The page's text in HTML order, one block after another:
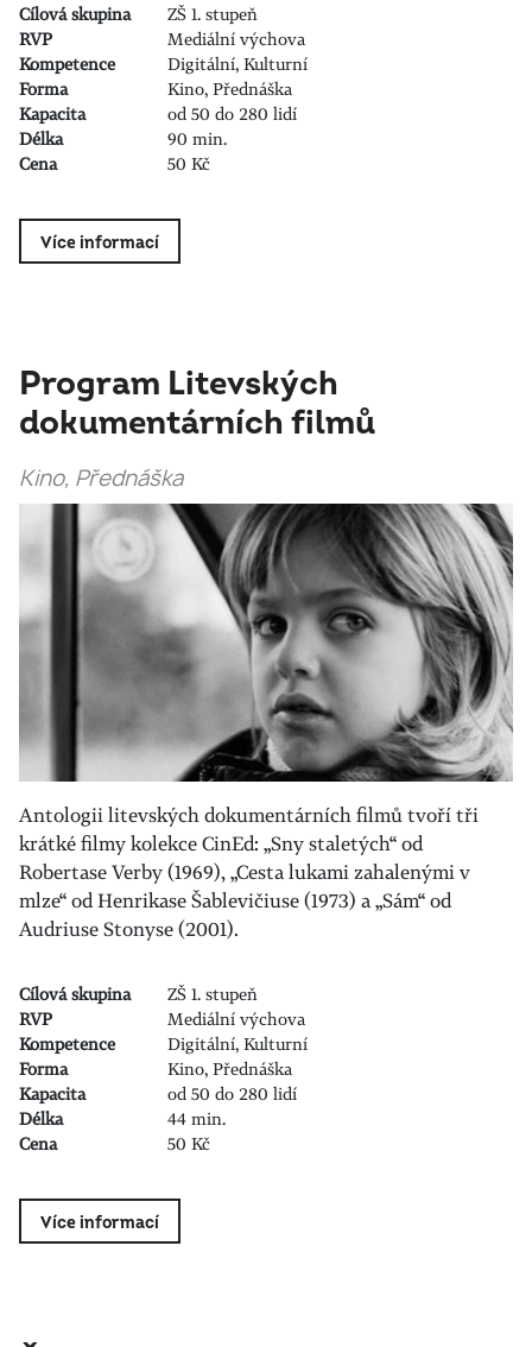
Cílová skupina
ZŠ 1. stupeň
RVP
Mediální výchova
Kompetence
Digitální, Kulturní
Forma
Kino, Přednáška
Kapacita
od 50 do 280 lidí
Délka
90 min.
Cena
50 Kč
Více informací
Program Litevských
dokumentárních filmů
Kino, Přednáška
Antologii litevských dokumentárních filmů tvoří tři
krátké filmy kolekce CinEd: „Sny staletých“ od
Robertase Verby (1969), „Cesta lukami zahalenými v
mlze“ od Henrikase Šablevičiuse (1973) a „Sám“ od
Audriuse Stonyse (2001).
Cílová skupina
ZŠ 1. stupeň
RVP
Mediální výchova
Kompetence
Digitální, Kulturní
Forma
Kino, Přednáška
Kapacita
od 50 do 280 lidí
Délka
44 min.
Cena
50 Kč
Více informací